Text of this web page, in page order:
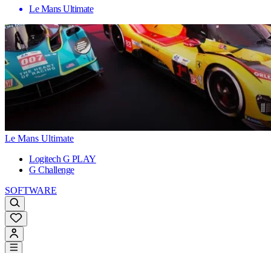
Le Mans Ultimate
Le Mans Ultimate
Logitech G PLAY
G Challenge
SOFTWARE